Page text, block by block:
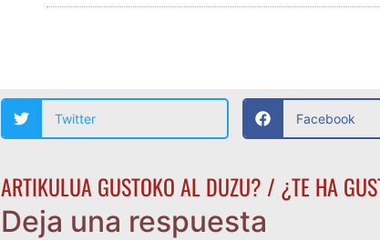
Twitter Facebook
ARTIKULUA GUSTOKO AL DUZU? / ¿TE HA
Deja una respuesta